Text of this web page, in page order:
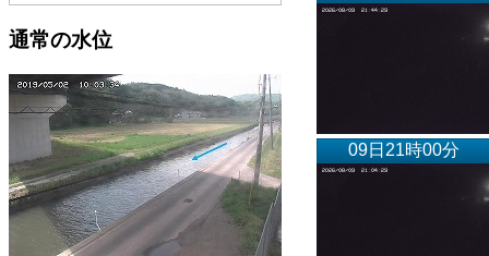
通常の水位
09日21時00分